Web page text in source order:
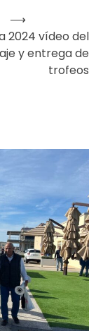
2024 vídeo del
y entrega de
trofeos
⟶